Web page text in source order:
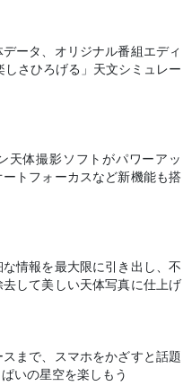
ータ、オリジナル番組エディ
さひろげる」天文シミュレー
天体撮影ソフトがパワーアッ
トフォーカスなど新機能も搭
情報を最大限に引き出し、不
して美しい天体写真に仕上げ
まで、スマホをかざすと話題
いの星空を楽しもう